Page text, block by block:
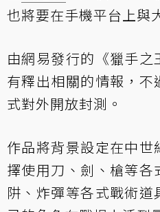
也將要在手機平台上與
由網易發行的《獵手
有釋出相關的情報，
式對外開放封測。
作品將背景設定在中
擇使用刀、劍、槍等
阱、炸彈等各式戰術